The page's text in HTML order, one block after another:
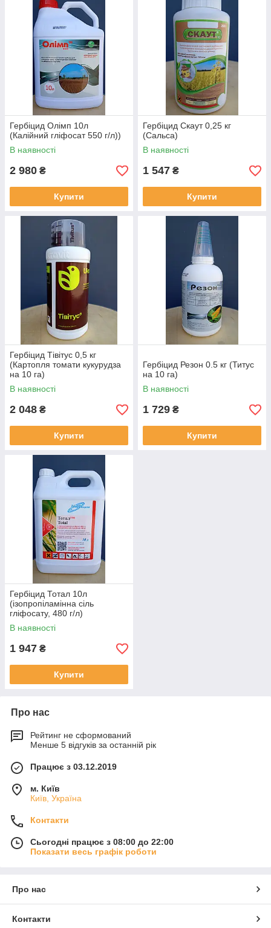
Гербіцид Олімп 10л
(Калійний гліфосат 550 г/л))
В наявності
2 980 ₴
Купити
Гербіцид Скаут 0,25 кг
(Сальса)
В наявності
1 547 ₴
Купити
Гербіцид Тівітус 0,5 кг
(Картопля томати кукурудза
на 10 га)
В наявності
2 048 ₴
Купити
Гербіцид Резон 0.5 кг (Титус
на 10 га)
В наявності
1 729 ₴
Купити
Гербіцид Тотал 10л
(ізопропіламінна сіль
гліфосату, 480 г/л)
В наявності
1 947 ₴
Купити
Про нас
Рейтинг не сформований
Менше 5 відгуків за останній рік
Працює з 03.12.2019
м. Київ
Київ, Україна
Контакти
Сьогодні працює з 08:00 до 22:00
Показати весь графік роботи
Про нас
Контакти